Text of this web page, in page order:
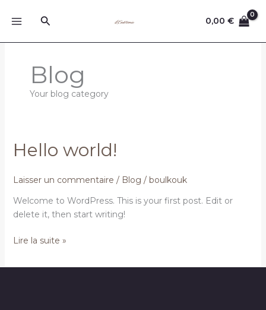
Rechercher 0,00€
Blog
Your blog category
Hello world!
Laisser un commentaire / Blog / boulkouk
Welcome to WordPress. This is your first post. Edit or
delete it, then start writing!
Hello
Lire la suite »